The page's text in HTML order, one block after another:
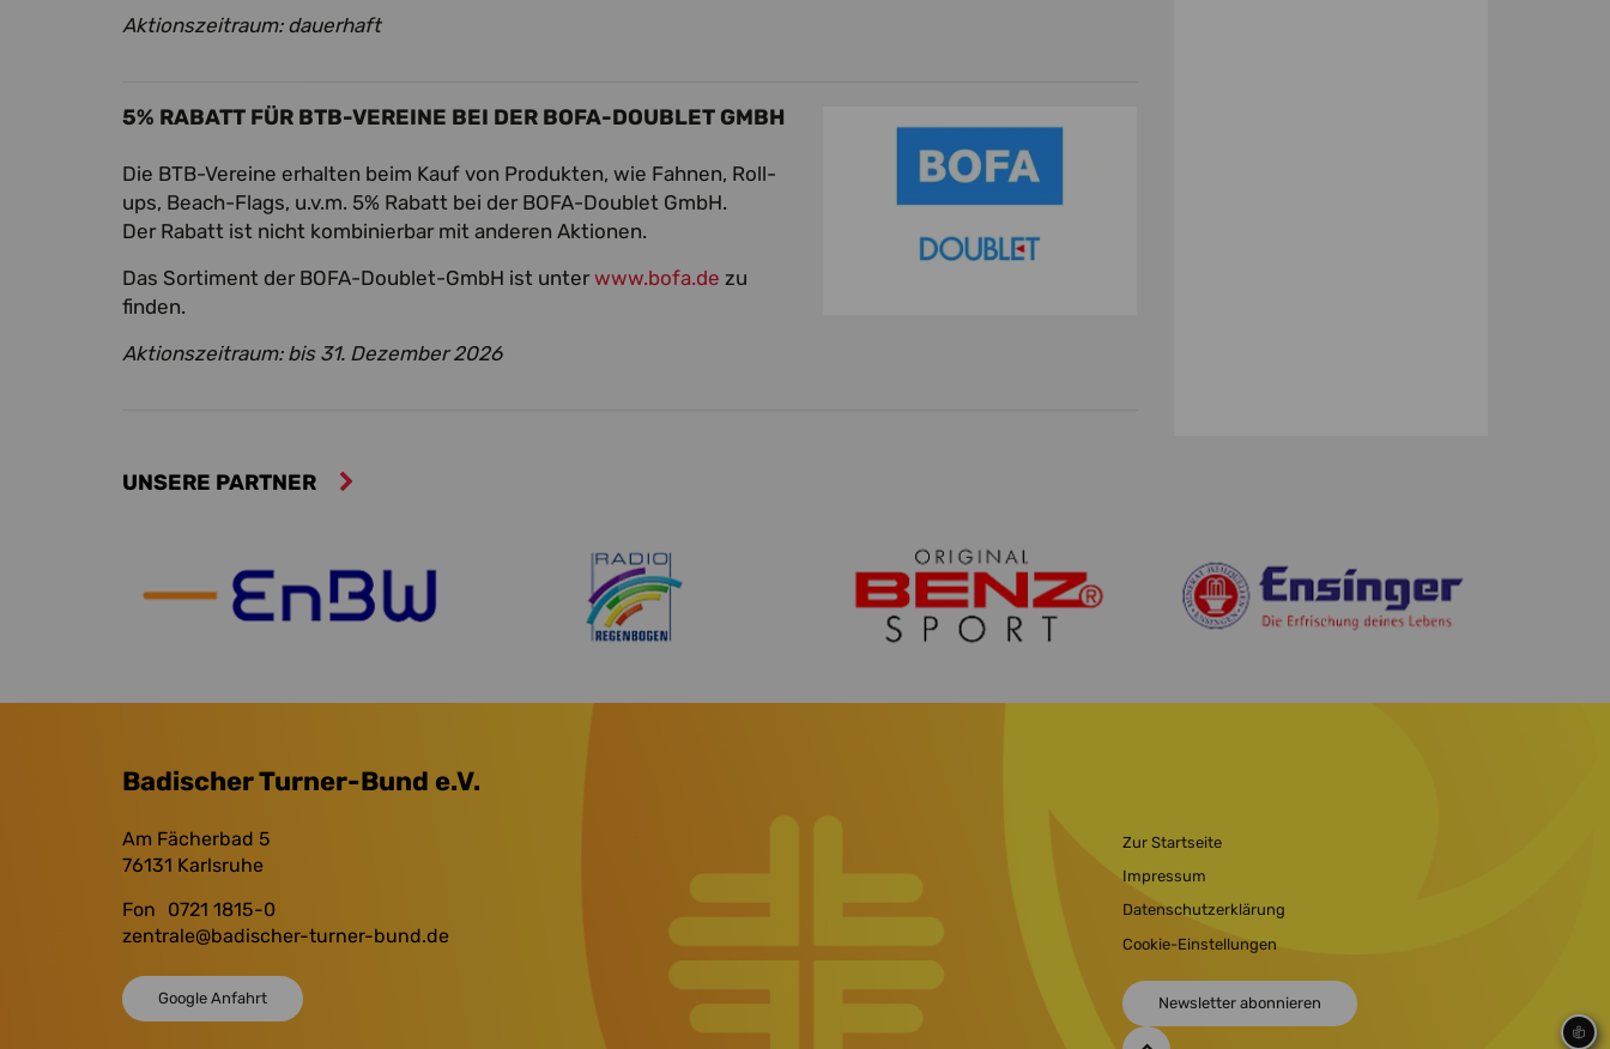
Aktionszeitraum: dauerhaft
5% RABATT FÜR BTB-VEREINE BEI DER BOFA-DOUBLET GMBH
Die BTB-Vereine erhalten beim Kauf von Produkten, wie Fahnen, Roll-
ups, Beach-Flags, u.v.m. 5% Rabatt bei der BOFA-Doublet GmbH.
Der Rabatt ist nicht kombinierbar mit anderen Aktionen.
Das Sortiment der BOFA-Doublet-GmbH ist unterwww.bofa.de zu
finden.
Aktionszeitraum: bis 31. Dezember 2026
UNSERE PARTNER
Badischer Turner-Bund e.V.
Am Fächerbad 5
76131 Karlsruhe
Fon
0721 1815-0
zentrale@badischer-turner-bund.de
Google Anfahrt
Zur Startseite
Impressum
Datenschutzerklärung
Cookie-Einstellungen
Newsletter abonnieren